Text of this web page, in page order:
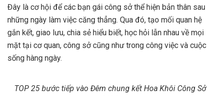
Đây là cơ hội để các bạn gái công sở thể hiện bản thân sau
những ngày làm việc căng thẳng. Qua đó, tạo mối quan hệ
gắn kết, giao lưu, chia sẻ hiểu biết, học hỏi lẫn nhau về mọi
mặt tại cơ quan, công sở cũng như trong công việc và cuộc
sống hàng ngày.
TOP 25 bước tiếp vào Đêm chung kết Hoa Khôi Công Sở